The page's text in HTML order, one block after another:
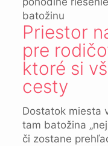
Priestor
pre
ktoré si
cesty
Dostatok miesta
tam batožina
či zostane